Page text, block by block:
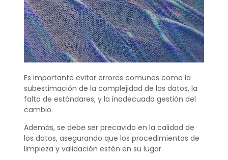
Es importante evitar errores comunes como la
subestimación de la complejidad de los datos, la
falta de estándares, y la inadecuada gestión del
cambio.
Además, se debe ser precavido en la calidad de
los datos, asegurando que los procedimientos de
limpieza y validación estén en su lugar.